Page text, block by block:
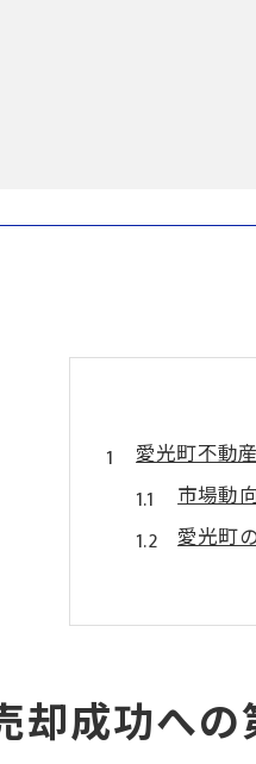
愛光町不動
市場動
愛光町
競争
過去の
愛光町
愛光町の不
却成功へ